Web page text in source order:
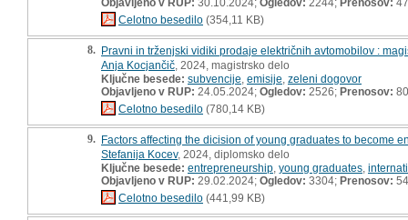
Celotno besedilo (354,11 KB)
8. Pravni in trženjski vidiki prodaje električnih avtomobilov :
Anja Kocjančič , 2024, magistrsko delo
Ključne besede: subvencije emisije zeleni dogovor
Objavljeno v RUP: 24.05.2024; Ogledov: 2526; Prenosov: 80
Celotno besedilo (780,14 KB)
9. Factors affecting the dicision of young graduates to become
Stefanija Kocev, 2024, diplomsko delo
Ključne besede: entrepreneurship young graduates
Objavljeno v RUP: 29.02.2024; Ogledov: 3304; Prenosov: 54
Celotno besedilo (441,99 KB)